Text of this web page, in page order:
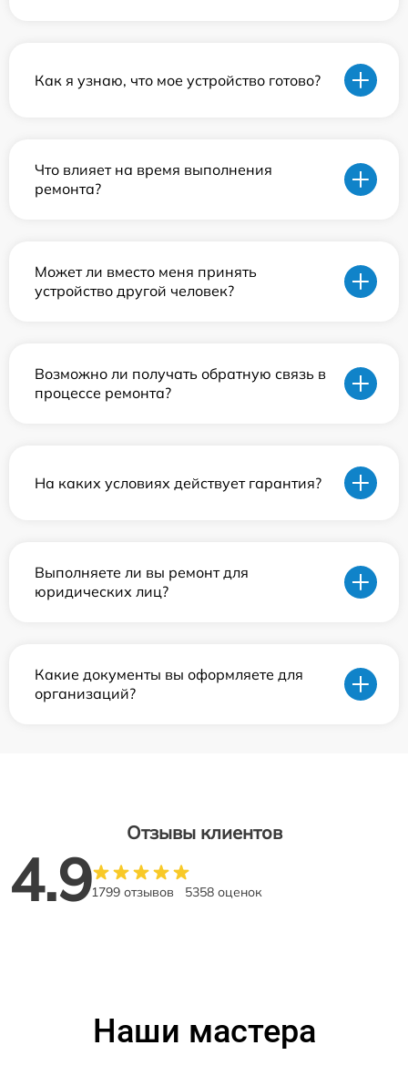
Как я узнаю, что мое устройство готово?
Что влияет на время выполнения
ремонта?
Может ли вместо меня принять
устройство другой человек?
Возможно ли получать обратную связь в
процессе ремонта?
На каких условиях действует гарантия?
Выполняете ли вы ремонт для
юридических лиц?
Какие документы вы оформляете для
организаций?
Отзывы клиентов
4.91799 отзывов 5358 оценок
Наши мастера